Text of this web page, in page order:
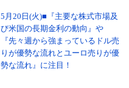
5月20日(火)■『主要な株式市場及
び米国の長期金利の動向』や
『先々週から強まっているドル売
りが優勢な流れとユーロ売りが優
勢な流れ』に注目！